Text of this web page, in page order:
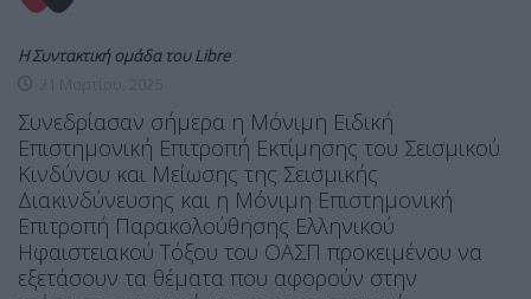
Η Συντακτική ομάδα του Libre
Συνεδρίασαν σήμερα η Μόνιμη Ειδική
Επιστημονική Επιτροπή Εκτίμησης του Σεισμικού
Κινδύνου και Μείωσης της Σεισμικής
Διακινδύνευσης και η Μόνιμη Επιστημονική
Επιτροπή Παρακολούθησης Ελληνικού
Ηφαιστειακού Τόξου του ΟΑΣΠ προκειμένου να
εξετάσουν τα θέματα που αφορούν στην